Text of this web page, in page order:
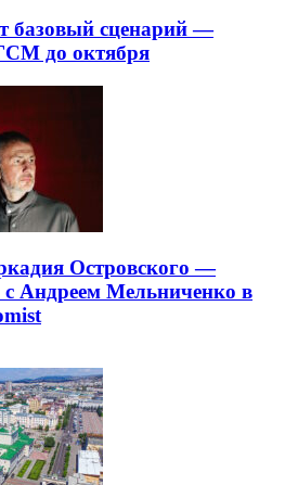
базовый сценарий —
до октября
Островского —
Андреем Мельниченко в